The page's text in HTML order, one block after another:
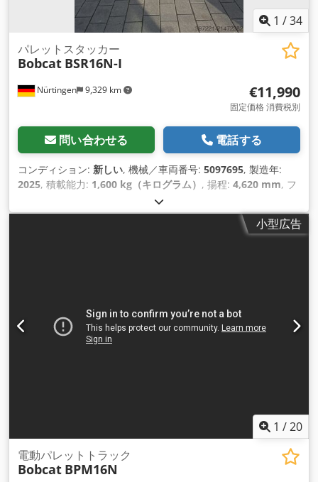
1 /34
Nürtingen 9,329 km
パレットスタッカー
Bobcat BSR16N-I
€11,990
固定価格 消費税別
問い合わせる 電話する
コンディション: 新しい, 機械／車両番号: 5097695, 製造年:
2025, 積載能力: 1,600 kg（キログラム） , 揚程: 4,620 mm, フ
, 荷重中心:
マスト型式:トリプレックス, 建設高:2,120 mm, バッテリー電
1,412 kg（キログ
小型広告
1 /20
電動パレットトラック
Bobcat BPM16N